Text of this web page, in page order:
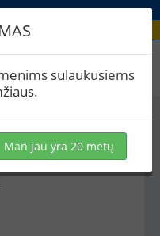
−
sulaukusiems
Man jau yra 20 metų